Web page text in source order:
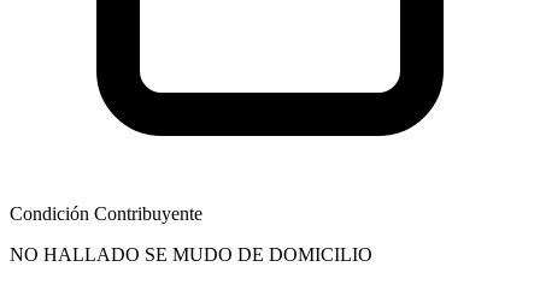
Condición Contribuyente
NO HALLADO SE MUDO DE DOMICILIO